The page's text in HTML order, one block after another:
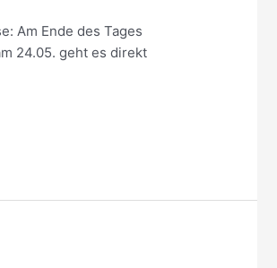
Am Ende des Tages
24.05. geht es direkt